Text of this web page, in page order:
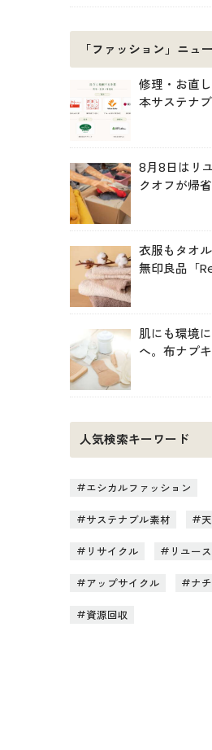
「ファッション」ニュ
修理・お直
本サステナ
8月8日はリ
クオフが帰
衣服もタオ
無印良品「
肌にも環境
へ。布ナプ
人気検索キーワード
エシカルファッション
サステナブル素材
リサイクル リユース
アップサイクル ナ
資源回収